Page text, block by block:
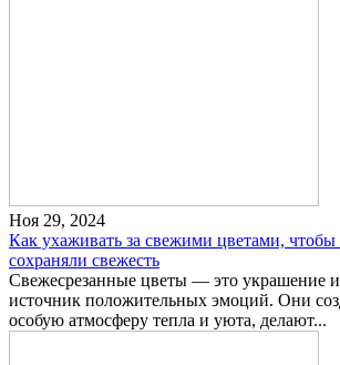
Ноя 29, 2024
Как ухаживать за свежими цветами,
сохраняли свежесть
Свежесрезанные цветы — это украшение
источник положительных эмоций. Они
особую атмосферу тепла и уюта, делают...